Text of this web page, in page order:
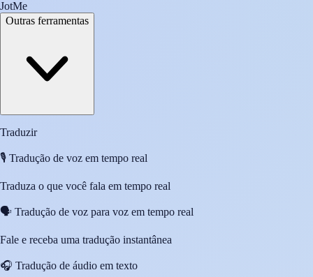
JotMe
Outras ferramentas
Traduzir
🎙️ Tradução de voz em tempo real
Traduza o que você fala em tempo real
🗣️ Tradução de voz para voz em tempo real
Fale e receba uma tradução instantânea
🎧 Tradução de áudio em texto